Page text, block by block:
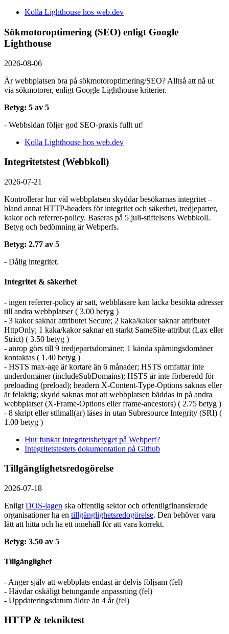
Kolla Lighthouse hos web.dev
Sökmotoroptimering (SEO) enligt Google
Lighthouse
2026-08-06
Är webbplatsen bra på sökmotoroptimering/SEO? Alltså att nå ut
via sökmotorer, enligt Google Lighthouse kriterier.
Betyg: 5 av 5
- Webbsidan följer god SEO-praxis fullt ut!
Kolla Lighthouse hos web.dev
Integritetstest (Webbkoll)
2026-07-21
Kontrollerar hur väl webbplatsen skyddar besökarnas integritet –
bland annat HTTP-headers för integritet och säkerhet, tredjeparter,
kakor och referrer-policy. Baseras på 5 juli-stiftelsens Webbkoll.
Betyg och bedömning är Webperfs.
Betyg: 2.77 av 5
- Dålig integritet.
Integritet & säkerhet
- ingen referrer-policy är satt, webbläsare kan läcka besökta adresser
till andra webbplatser ( 3.00 betyg )
- 3 kakor saknar attributet Secure; 2 kaka/kakor saknar attributet
HttpOnly; 1 kaka/kakor saknar ett starkt SameSite-attribut (Lax eller
Strict) ( 3.50 betyg )
- anrop görs till 9 tredjepartsdomäner; 1 kända spårningsdomäner
kontaktas ( 1.40 betyg )
- HSTS max-age är kortare än 6 månader; HSTS omfattar inte
underdomäner (includeSubDomains); HSTS är inte förberedd för
preloading (preload); headern X-Content-Type-Options saknas eller
är felaktig; skydd saknas mot att webbplatsen bäddas in på andra
webbplatser (X-Frame-Options eller frame-ancestors) ( 2.75 betyg )
- 8 skript eller stilmall(ar) läses in utan Subresource Integrity (SRI) (
1.00 betyg )
Hur funkar integritetsbetyget på Webperf?
Integritetstestets dokumentation på Github
Tillgänglighetsredogörelse
2026-07-18
Enligt DOS-lagen ska offentlig sektor och offentlig­finansierade
organisationer ha en tillgänglighets­redogörelse. Den behöver vara
lätt att hitta och ha ett innehåll för att vara korrekt.
Betyg: 3.50 av 5
Tillgänglighet
- Anger själv att webbplats endast är delvis följsam (fel)
- Hävdar oskäligt betungande anpassning (fel)
- Uppdateringsdatum äldre än 4 år (fel)
HTTP & tekniktest